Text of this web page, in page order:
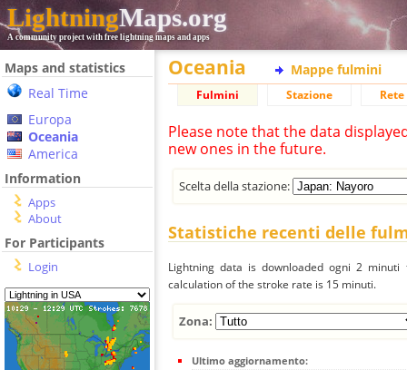
LightningMaps.org
A community project with free lightning maps and apps
Maps and statistics
Real Time
Europa
Oceania
America
Information
Apps
About
For Participants
Login
Oceania Mappe fulmini
Fulmini Stazione
Please note that the data
new ones in the future.
Scelta della stazione:
Statistiche recenti delle
Lightning data is downloaded ogni 2
calculation of the stroke rate is 15 minuti.
Zona:
Ultimo aggiornamento: